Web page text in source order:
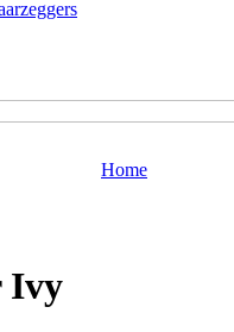
Home
Ivy